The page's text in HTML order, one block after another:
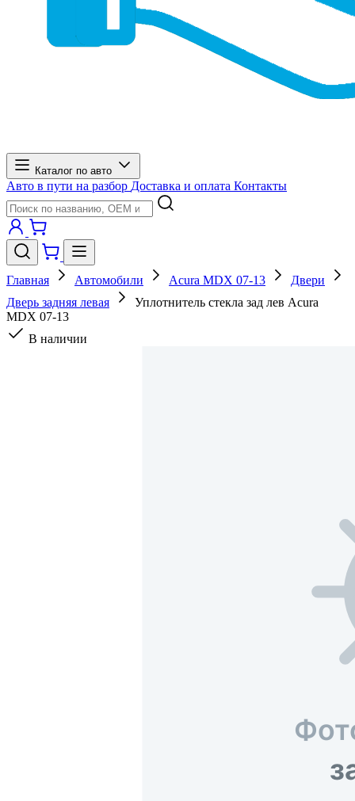
Каталог по авто
Авто в пути на разбор Доставка и оплата Контакты
Главная Автомобили Acura MDX 07-13
Двери
Дверь задняя левая
Уплотнитель стекла зад лев Acura
MDX 07-13
В наличии